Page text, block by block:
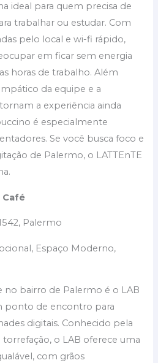
ideal para quem precisa de
trabalhar ou estudar. Com
pelo local e wi-fi rápido,
em ficar sem energia
horas de trabalho. Além
da equipe e a
a experiência ainda
é especialmente
Se você busca foco e
de Palermo, o LATTEnTE
Café
Palermo
Espaço Moderno,
no bairro de Palermo é o LAB
ponto de encontro para
digitais. Conhecido pela
torrefação, o LAB oferece uma
com grãos